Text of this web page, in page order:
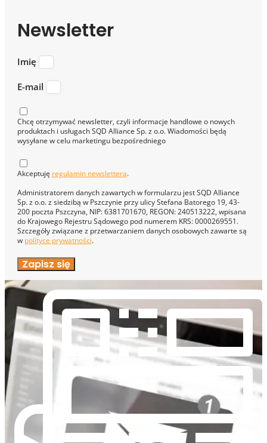
Newsletter
Imię
E-mail
Chcę otrzymywać newsletter, czyli informacje handlowe o nowych
produktach i usługach SQD Alliance Sp. z o.o. Wiadomości będą
wysyłane w celu marketingu bezpośredniego
Akceptuję regulamin newslettera.
Administratorem danych zawartych w formularzu jest SQD Alliance
Sp. z o.o. z siedzibą w Pszczynie przy ulicy Stefana Batorego 19, 43-
200 poczta Pszczyna, NIP: 6381701670, REGON: 240513222, wpisana
do Krajowego Rejestru Sądowego pod numerem KRS: 0000269551.
Szczegóły związane z przetwarzaniem danych osobowych zawarte są
w polityce prywatności.
Zapisz się